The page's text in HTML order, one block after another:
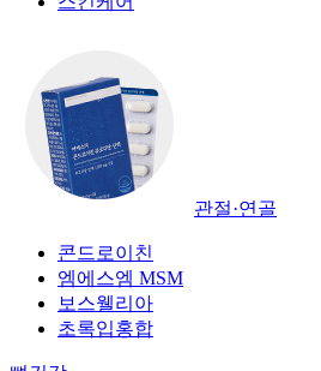
관절·연골
콘드로이친
엠에스엠 MSM
보스웰리아
초록입홍합